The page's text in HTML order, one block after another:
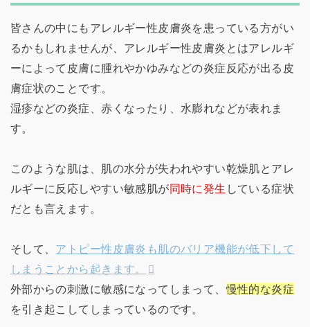
皆さんの中にもアレルギー性皮膚炎を患っている方がい
るかもしれませんが、アレルギー性皮膚炎とはアレルギ
ーによって皮膚に腫れやかゆみなどの炎症反応が出る皮
膚症状のことです。
湿疹などの炎症、赤くなったり、水膨れなどが表れま
す。
このような肌は、肌の水分が失われやすい乾燥肌とアレ
ルギーに反応しやすい敏感肌が同時に発生 している症状
だとも言えます。
そして、 アトピー性皮膚炎も肌のバリア機能が低下して
しまうことから起きます。
外部からの刺激に敏感になってしまって、慢性的な炎症
を引き起こしてしまっているのです。